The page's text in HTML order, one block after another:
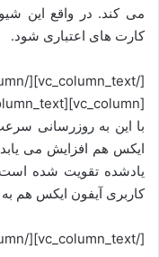
می کند. در واقع این
کارت های اعتباری شود.
[vc_column][vc_column_text]
یادشده تقویت شده است.
کاربری آیفون ایکس هم
[/vc_column_text][/vc_column][/vc_row]